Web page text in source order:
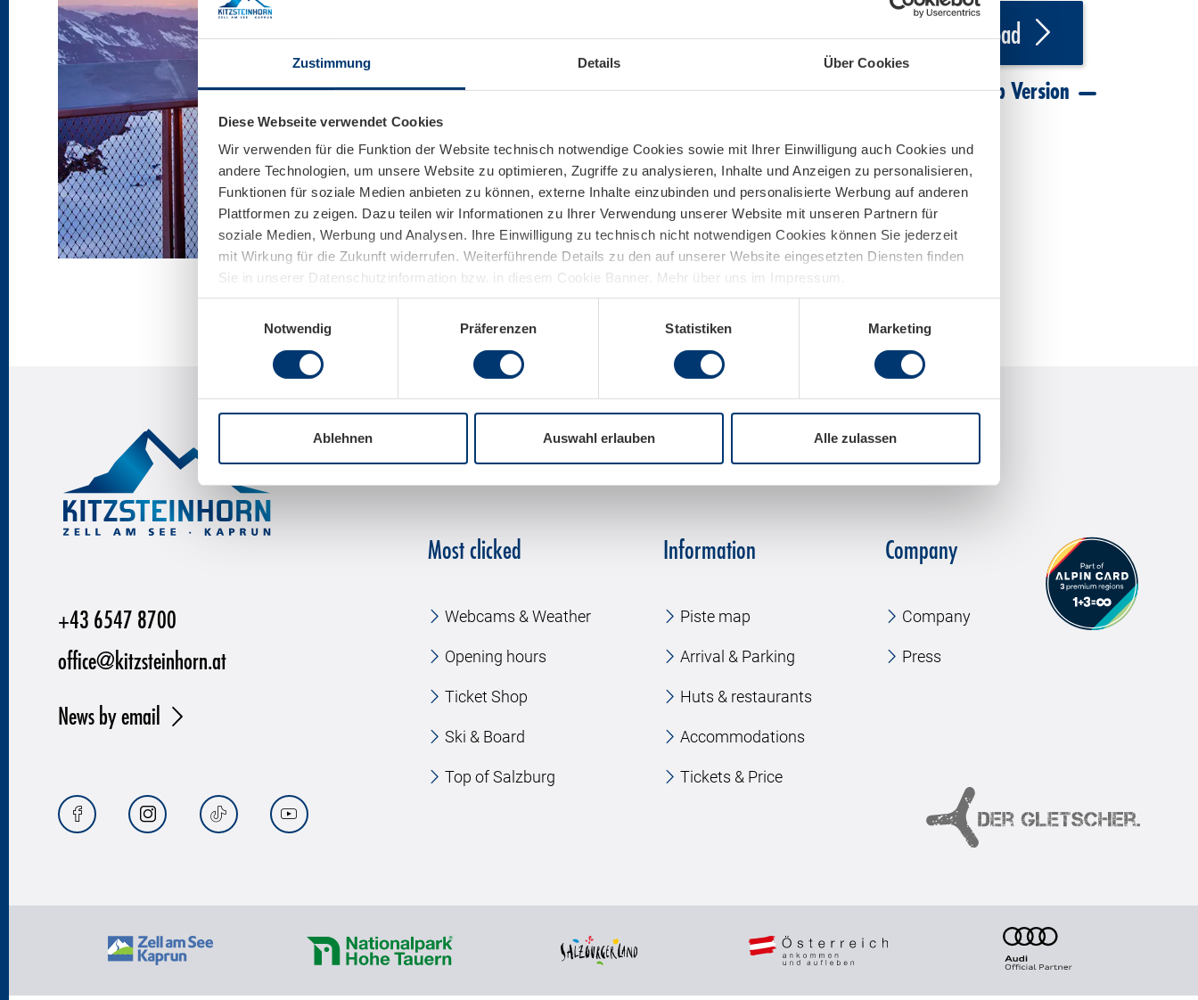
Zustimmung Details Über Cookies
Diese Webseite verwendet Cookies
Wir verwenden für die Funktion der Website technisch notwendige Cookies sowie mit Ihrer Einwilligung auch Cookies und
andere Technologien, um unsere Website zu optimieren, Zugriffe zu analysieren, Inhalte und Anzeigen zu personalisieren,
Funktionen für soziale Medien anbieten zu können, externe Inhalte einzubinden und personalisierte Werbung auf anderen
Plattformen zu zeigen. Dazu teilen wir Informationen zu Ihrer Verwendung unserer Website mit unseren Partnern für
soziale Medien, Werbung und Analysen. Ihre Einwilligung zu technisch nicht notwendigen Cookies können Sie jederzeit
mit Wirkung für die Zukunft widerrufen. Weiterführende Details zu den auf unserer Website eingesetzten Diensten finden
Sie in unserer Datenschutzinformation bzw. in diesem Cookie Banner. Mehr über uns im Impressum.
Notwendig
Präferenzen Statistiken Marketing
Ablehnen Auswahl erlauben Alle zulassen
Download
Download Web Version
+43 6547 8700
office@kitzsteinhorn.at
News by email
Most clicked
Webcams & Weather
Opening hours
Ticket Shop
Ski & Board
Top of Salzburg
Information
Piste map
Arrival & Parking
Huts & restaurants
Accommodations
Tickets & Price
Company
Company
Press